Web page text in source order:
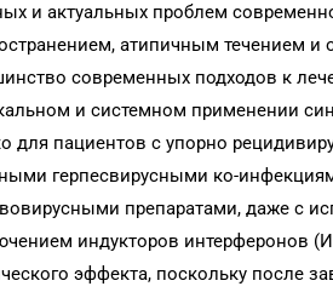
и актуальных проблем
атипичным течением и
современных подходов к
и системном применении
для пациентов с упорно
герпесвирусными ко-
препаратами, даже с
индукторов интерферонов
эффекта, поскольку после